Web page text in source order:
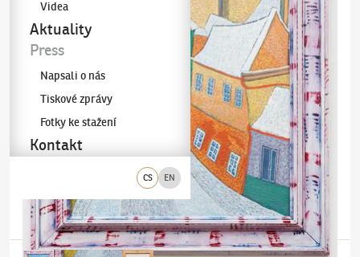
CS EN
Videa
Aktuality
Press
Napsali o nás
Tiskové zprávy
Fotky ke stažení
Kontakt